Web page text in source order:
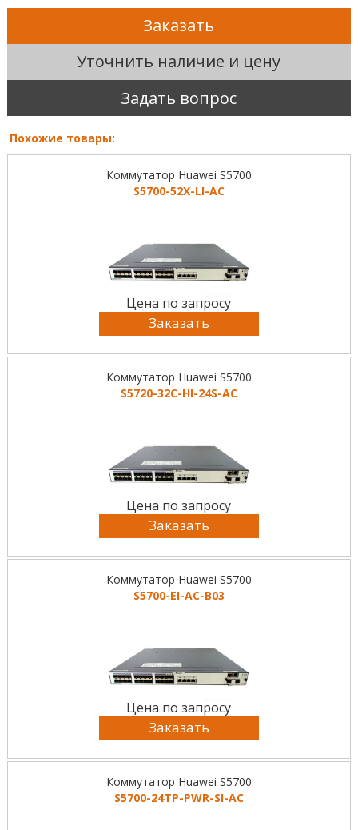
Заказать
Уточнить наличие и цену
Задать вопрос
Похожие товары:
Коммутатор Huawei S5700
S5700-52X-LI-AC
Цена по запросу
Заказать
Коммутатор Huawei S5700
S5720-32C-HI-24S-AC
Цена по запросу
Заказать
Коммутатор Huawei S5700
S5700-EI-AC-B03
Цена по запросу
Заказать
Коммутатор Huawei S5700
S5700-24TP-PWR-SI-AC